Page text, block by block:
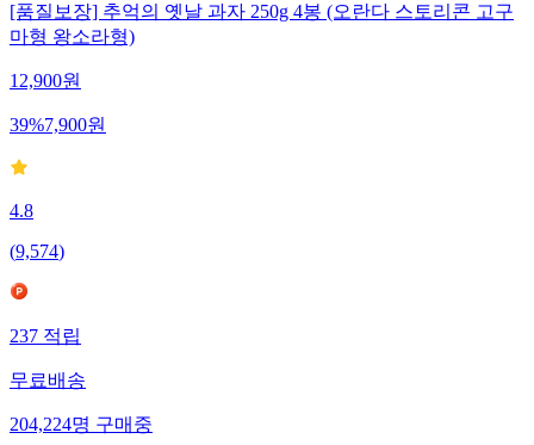
[품질보장] 추억의 옛날 과자 250g 4봉 (오란다 스토리콘 고구
마형 왕소라형)
12,900원
39%7,900원
4.8
(9,574)
237 적립
무료배송
204,224명 구매중